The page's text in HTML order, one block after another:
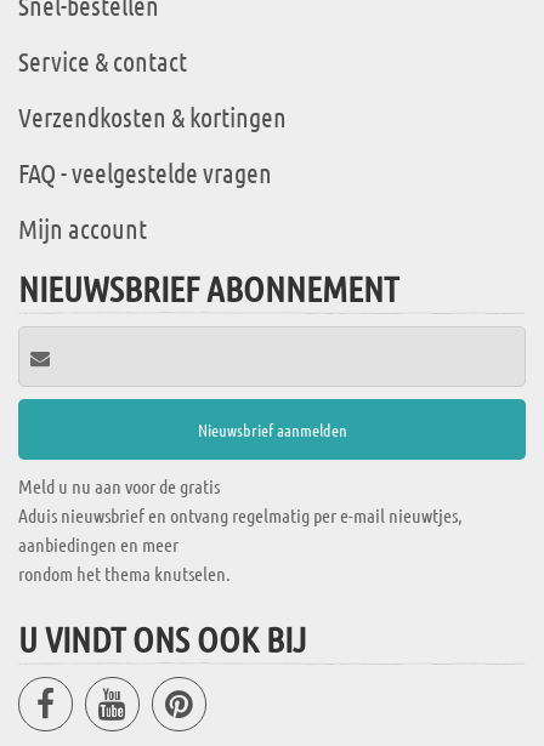
Service & contact
Verzendkosten & kortingen
FAQ - veelgestelde vragen
Mijn account
NIEUWSBRIEF ABONNEMENT
Meld u nu aan voor de gratis
Aduis nieuwsbrief en ontvang regelmatig per e-mail nieuwtjes,
aanbiedingen en meer
rondom het thema knutselen.
U VINDT ONS OOK BIJ